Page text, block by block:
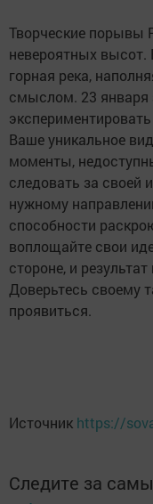
Творческие порывы
невероятных высот.
горная река,
смыслом. 23 января
Ваше уникальное
моменты,
следовать за своей
нужному
способности
воплощайте свои
стороне, и
Доверьтесь своему
проявиться.
Источник https://
Следите за